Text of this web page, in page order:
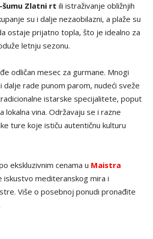
šumu Zlatni rt ili istraživanje obližnjih
su i dalje nezaobilazni, a plaže su
ostaje prijatno topla, što je idealno za
letnju sezonu.
odličan mesec za gurmane. Mnogi
dalje rade punom parom, nudeći sveže
istarske specijalitete, poput
lokalna vina. Održavaju se i razne
ture koje ističu autentičnu kulturu
ekskluzivnim cenama u Maistra
iskustvo mediteranskog mira i
Više o posebnoj ponudi pronađite